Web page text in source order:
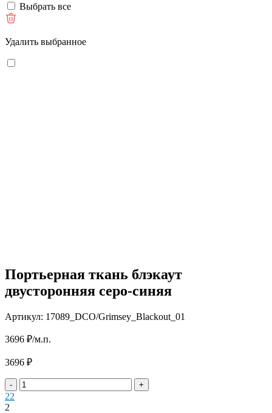
Выбрать все
Удалить выбранное
Портьерная ткань блэкаут
двусторонняя серо-синяя
Артикул: 17089_DCO/Grimsey_Blackout_01
3696 ₽/м.п.
3696 ₽
- +
22
2